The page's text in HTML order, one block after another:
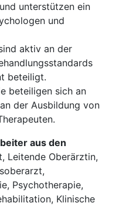
unterstützen ein
und
aktiv an der
beteiligt.
beteiligen sich an
der Ausbildung von
aus den
Leitende Oberärztin,
Psychotherapie,
Klinische